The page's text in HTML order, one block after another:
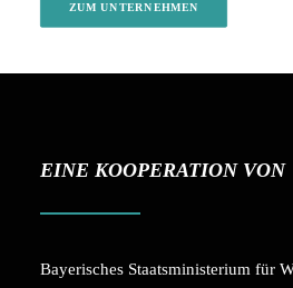
ZUM UNTERNEHMEN
EINE KOOPERATION VON
Bayerisches Staatsministerium für